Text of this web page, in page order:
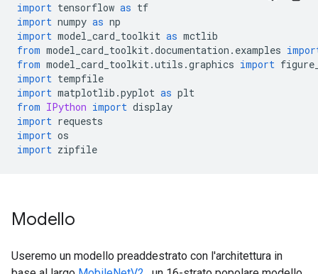
import tensorflow as tf
import numpy as np
import model_card_toolkit as mctlib
from model_card_toolkit.documentation . examples
from model_card_toolkit.utils .graphics import
import tempfile
import matplotlib .pyplot as plt
from IPython import display
import requests
import os
import zipfile
Modello
Useremo un modello preaddestrato con l'architettura in